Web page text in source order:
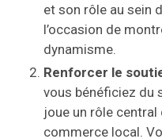
et son rôle au sein
l’occasion de
dynamisme.
Renforcer le
vous bénéficiez du
joue un rôle
commerce local.